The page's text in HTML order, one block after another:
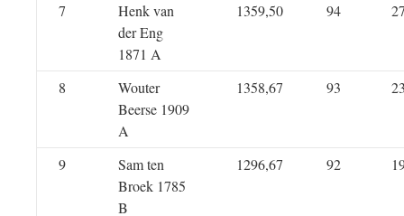
7
Henk van
der Eng
1871 A
1359,50 94
8
Wouter
Beerse 1909
A
1358,67 93
9
Sam ten
Broek 1785
B
1296,67 92